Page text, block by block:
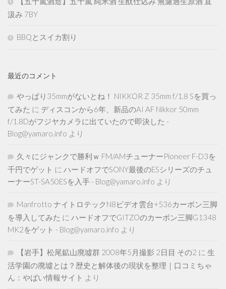
汲み 7BY
BBQとスイカ割り
最近のコメント
やっぱり35mmがないとね！ NIKKOR Z 35mm f/1.8 Sを買っ
てみた に ディスコンから6年、新品のAI AF Nikkor 50mm
f/1.8Dがフジヤカメラに出ていたので即決した -
Blog@yamaro.info より
久々にジャンクで勝利ｗ FM/AMチューナーPioneer F-D3を
千円でゲット に ハードオフでSONY最後のESシリーズのチュ
ーナーST-SA50ESを入手 - Blog@yamaro.info より
Manfrotto ナイトロテックN8ビデオ雲台+536カーボン三脚
を導入してみた に ハードオフでGITZOのカーボン三脚G1348
MK2をゲット - Blog@yamaro.info より
【岩手】松尾鉱山廃墟群 2008年5月撮影 2日目 その2 に 生
活学園の廃墟とは？歴史と解体後の現状を整理｜口コミちゃ
ん：やばい情報サイト より